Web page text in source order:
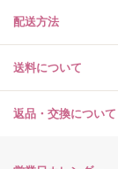
配送方法
送料について
返品・交換について